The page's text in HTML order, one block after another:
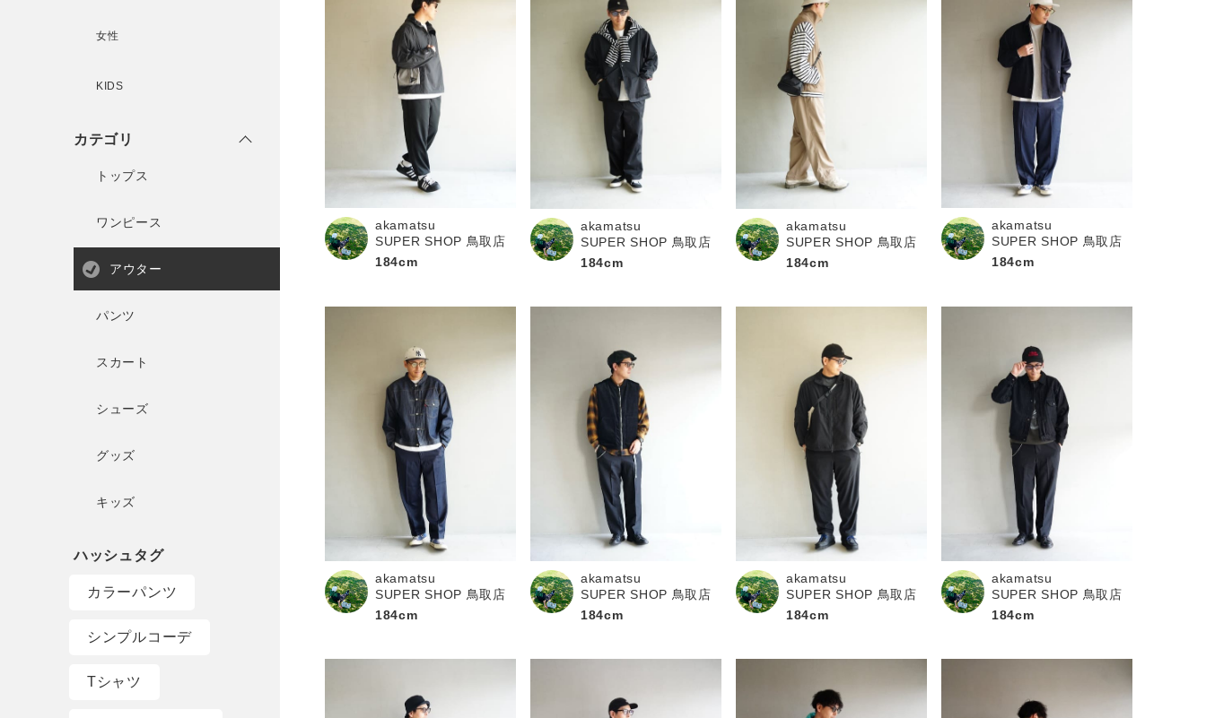
女性
KIDS
カテゴリ
トップス
ワンピース
アウター
パンツ
スカート
シューズ
グッズ
キッズ
カラーパンツ
シンプルコーデ
Tシャツ
akamatsu
SUPER SHOP 鳥取店
184cm
akamatsu
SUPER SHOP 鳥取店
184cm
akamatsu
SUPER SHOP 鳥取店
184cm
akamatsu
SUPER SHOP 鳥取店
184cm
akamatsu
SUPER SHOP 鳥取店
184cm
akamatsu
SUPER SHOP 鳥取店
184cm
akamatsu
SUPER SHOP 鳥取店
184cm
akamatsu
SUPER SHOP 鳥取店
184cm